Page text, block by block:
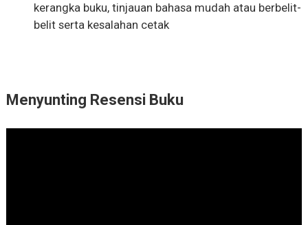
kerangka buku, tinjauan bahasa mudah atau berbelit-
belit serta kesalahan cetak
Menyunting Resensi Buku